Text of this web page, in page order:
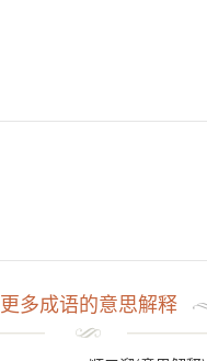
更多成语的意思解释